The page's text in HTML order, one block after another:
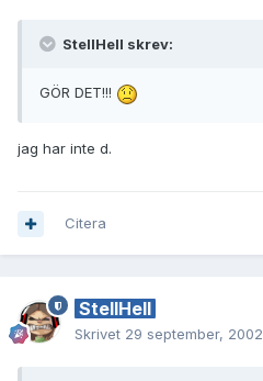
StellHell skrev:
GÖR DET!!!
jag har inte d.
Citera
StellHell
Skrivet 29 september, 2002